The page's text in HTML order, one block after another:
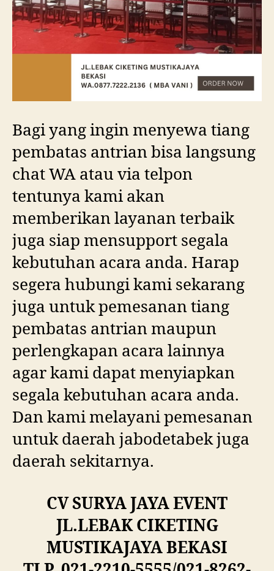
Bagi yang ingin menyewa tiang
pembatas antrian bisa langsung
chat WA atau via telpon
tentunya kami akan
memberikan layanan terbaik
juga siap mensupport segala
kebutuhan acara anda. Harap
segera hubungi kami sekarang
juga untuk pemesanan tiang
pembatas antrian maupun
perlengkapan acara lainnya
agar kami dapat menyiapkan
segala kebutuhan acara anda.
Dan kami melayani pemesanan
untuk daerah jabodetabek juga
daerah sekitarnya.
CV SURYA JAYA EVENT
JL.LEBAK CIKETING
MUSTIKAJAYA BEKASI